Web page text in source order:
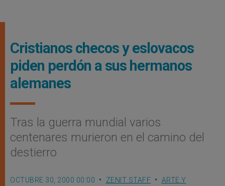
Cristianos checos y eslovacos
piden perdón a sus hermanos
alemanes
Tras la guerra mundial varios
centenares murieron en el camino del
destierro
OCTUBRE 30, 2000 00:00 ZENIT STAFF
ARTE Y